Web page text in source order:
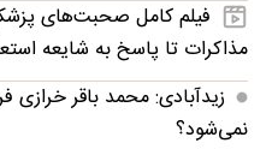
فیلم کامل صحبت‌های
مذاکرات تا پاسخ به شایعه
زیدآبادی: محمد باقر خرازی
نمی‌شود؟